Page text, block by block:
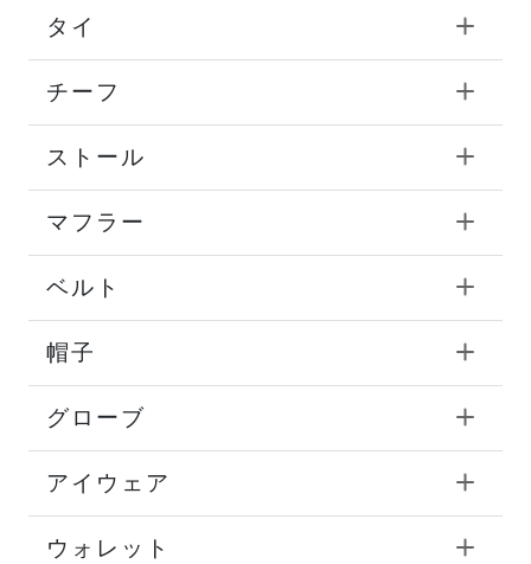
タイ
チーフ
ストール
マフラー
ベルト
帽子
グローブ
アイウェア
ウォレット